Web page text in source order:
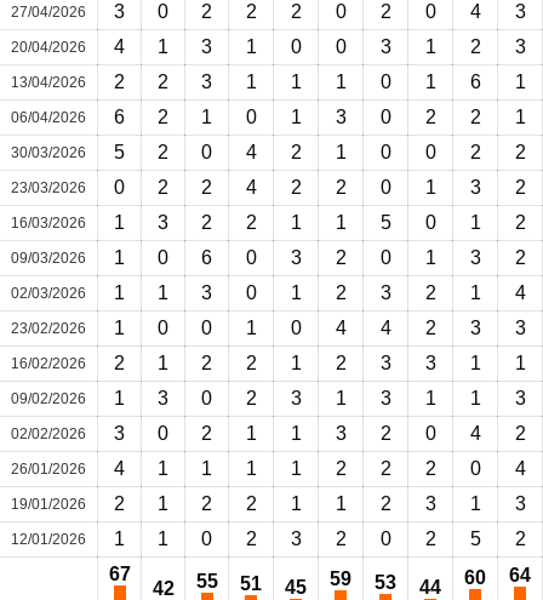
27/04/2026 3 0 2 2 2 0 2 0 4 3
20/04/2026 4 1 3 1 0 0 3 1 2 3
13/04/2026 2 2 3 1 1 1 0 1 6 1
06/04/2026 6 2 1 0 1 3 0 2 2 1
30/03/2026 5 2 0 4 2 1 0 0 2 2
23/03/2026 0 2 2 4 2 2 0 1 3 2
16/03/2026 1 3 2 2 1 1 5 0 1 2
09/03/2026 1 0 6 0 3 2 0 1 3 2
02/03/2026 1 1 3 0 1 2 3 2 1 4
23/02/2026 1 0 0 1 0 4 4 2 3 3
16/02/2026 2 1 2 2 1 2 3 3 1 1
09/02/2026 1 3 0 2 3 1 3 1 1 3
02/02/2026 3 0 2 1 1 3 2 0 4 2
26/01/2026 4 1 1 1 1 2 2 2 0 4
19/01/2026 2 1 2 2 1 1 2 3 1 3
12/01/2026 1 1 0 2 3 2 0 2 5 2
67
42 55 51 45 59 53 44 60 64